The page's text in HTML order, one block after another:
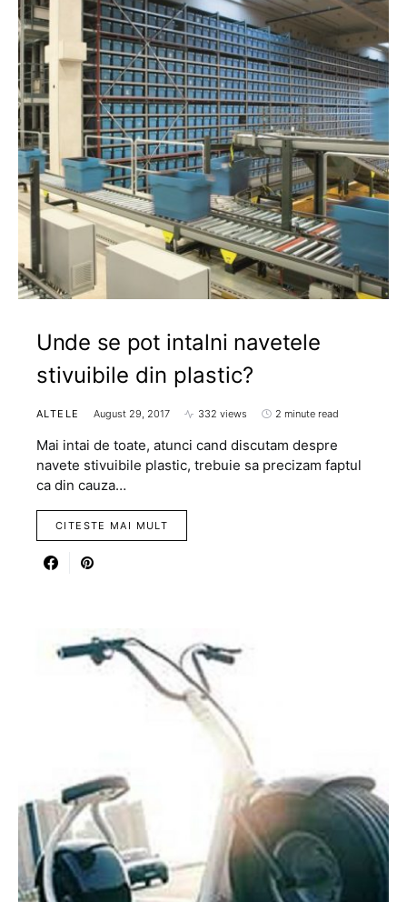
Unde se pot intalni navetele
stivuibile din plastic?
ALTELE August 29, 2017 332 views 2 minute read
Mai intai de toate, atunci cand discutam despre
navete stivuibile plastic, trebuie sa precizam faptul
ca din cauza…
CITESTE MAI MULT